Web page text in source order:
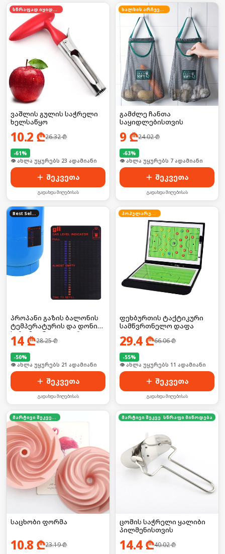
სწრაფად იყიდება
ვაშლის გულის საჭრელი
ხელსაწყო
10.2 ₾26.32₾
-61%
🛒 ბოლო 24სთ-ში იყიდა 31-მა
შეკვეთა
გადახდა მიღებისას
ხალხის არჩევანი
გამძლე ჩანთა
საყიდლებისთვის
9 ₾24.02₾
-63%
🛒 ბოლო 24სთ-ში იყიდა 14-მა
შეკვეთა
გადახდა მიღებისას
Best Seller
პროპანი გაზის ბალონის
ტემპერატურის და დონის
საზომი ინდიკატორი
14₾28.25₾
-50%
🛒 ბოლო 24სთ-ში იყიდა 28-მა
შეკვეთა
გადახდა მიღებისას
პოპულარული
ფეხბურთის ტაქტიკური
სამწვრთნელო დაფა
29.4₾66.06₾
-55%
🛒 ბოლო 24სთ-ში იყიდა 14-მა
შეკვეთა
გადახდა მიღებისას
მარტივი შეკვეთა
საცხობი ფორმა
10.8 ₾23.19₾
მარტივი შეკვეთასწრაფი მიწოდება
ცომის საჭრელი ყალიბი
პილმენისთვის
14.4₾40.02₾